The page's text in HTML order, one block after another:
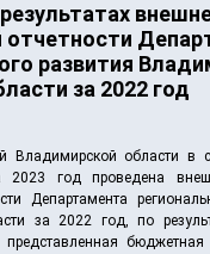
развития
за 2022 год
Владимирской области в
год проведена
Департамента
за 2022 год, по
бюджетная